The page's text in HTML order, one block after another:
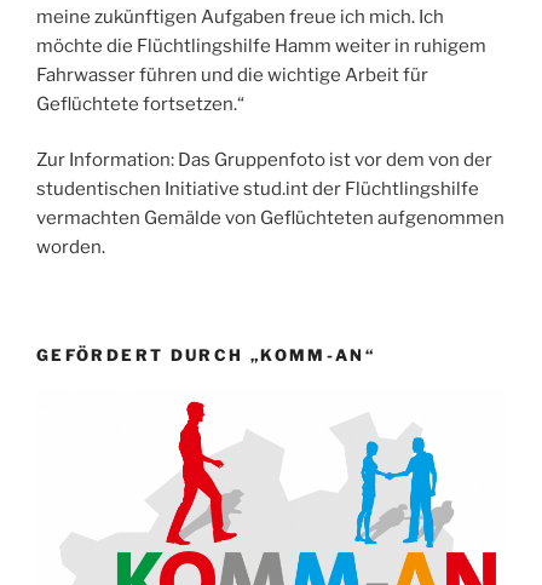
meine zukünftigen Aufgaben freue ich mich. Ich
möchte die Flüchtlingshilfe Hamm weiter in ruhigem
Fahrwasser führen und die wichtige Arbeit für
Geflüchtete fortsetzen.“
Zur Information: Das Gruppenfoto ist vor dem von der
studentischen Initiative stud.int der Flüchtlingshilfe
vermachten Gemälde von Geflüchteten aufgenommen
worden.
GEFÖRDERT DURCH „KOMM-AN“